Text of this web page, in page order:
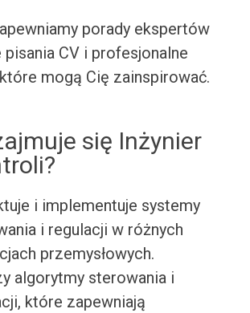
porady ekspertów
CV i profesjonalne
które mogą Cię zainspirować.
się Inżynier
i implementuje systemy
i regulacji w różnych
przemysłowych.
algorytmy sterowania i
które zapewniają